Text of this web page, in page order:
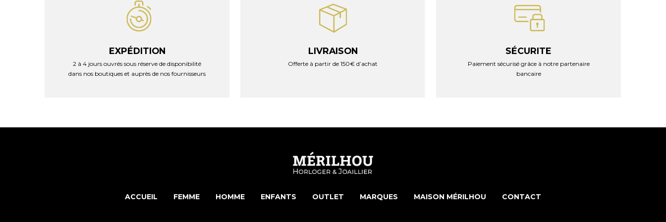
EXPÉDITION
2 à 4 jours ouvrés sous réserve de disponibilité
dans nos boutiques et auprès de nos fournisseurs
LIVRAISON
Offerte à partir de 150€ d’achat
SÉCURITE
Paiement sécurisé grâce à notre partenaire
bancaire
ACCUEIL FEMME HOMME ENFANTS OUTLET MARQUES MAISON MÉRILHOU CONTACT